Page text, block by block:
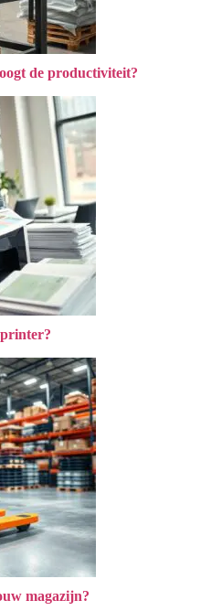
de productiviteit?
printer?
magazijn?